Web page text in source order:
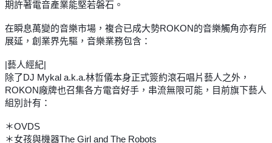
期許著電音產業能堅若磐石。
在瞬息萬變的音樂市場，複合已成大勢ROKON的音樂觸角亦有所
展延，創業界先驅，音樂業務包含：
|藝人經紀|
除了DJ Mykal a.k.a.林哲儀本身正式簽約滾石唱片藝人之外，
ROKON廠牌也召集各方電音好手，串流無限可能，目前旗下藝人
組別計有：
＊OVDS
＊女孩與機器The Girl and The Robots